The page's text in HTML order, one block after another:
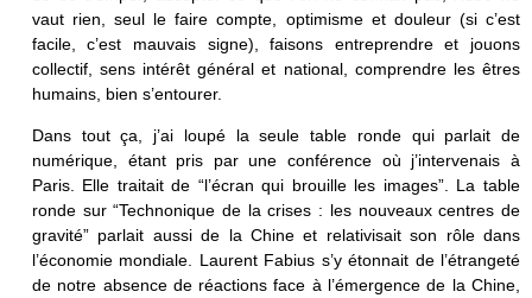
vaut rien, seul le faire compte, optimisme et douleur (si c’est
facile, c’est mauvais signe), faisons entreprendre et jouons
collectif, sens intérêt général et national, comprendre les êtres
humains, bien s’entourer.
Dans tout ça, j’ai loupé la seule table ronde qui parlait de
numérique, étant pris par une conférence où j’intervenais à
Paris. Elle traitait de “l’écran qui brouille les images”. La table
ronde sur “Technonique de la crises : les nouveaux centres de
gravité” parlait aussi de la Chine et relativisait son rôle dans
l’économie mondiale. Laurent Fabius s’y étonnait de l’étrangeté
de notre absence de réactions face à l’émergence de la Chine,